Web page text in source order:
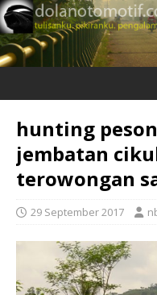
hunting
jembatan
terowongan
29 September 2017